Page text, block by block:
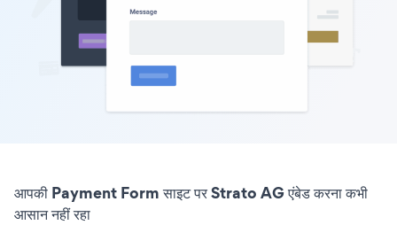
आपकी Payment Form साइट पर Strato AG एंबेड करना कभी
आसान नहीं रहा